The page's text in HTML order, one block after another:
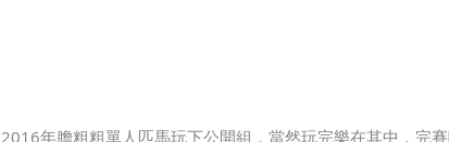
2016年膽粗粗單人匹馬玩下公開組，當然玩完樂在其中，完